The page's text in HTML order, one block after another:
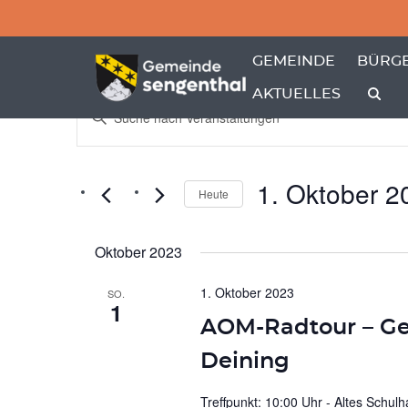
GEMEINDE
ZEIGE MENÜ-
AKTUELLES
Veranstaltungen
Suche
Ansichten,
Navigation
Schlüsselwort
Veranstaltungen
Schlüsselwort.
Heute 1. Oktober
Oktober 2023
SO.
1
AOM-Radtour –
Deining
1. Oktober 2023
Treffpunkt: 10:00 Uhr - Altes